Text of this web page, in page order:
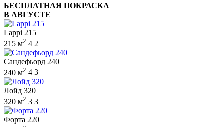
БЕСПЛАТНАЯ ПОКРАСКА
В АВГУСТЕ
Lappi 215
215 м2 4 2
Сандефьорд 240
240 м2 4 3
Лойд 320
320 м2 3 3
Форта 220